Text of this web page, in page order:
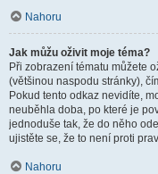
Nahoru
Jak můžu oživit moje téma?
Při zobrazení tématu můžete
(většinou naspodu stránky),
Pokud tento odkaz nevidíte,
neuběhla doba, po které je
jednoduše tak, že do něho
ujistěte se, že to není proti
Nahoru